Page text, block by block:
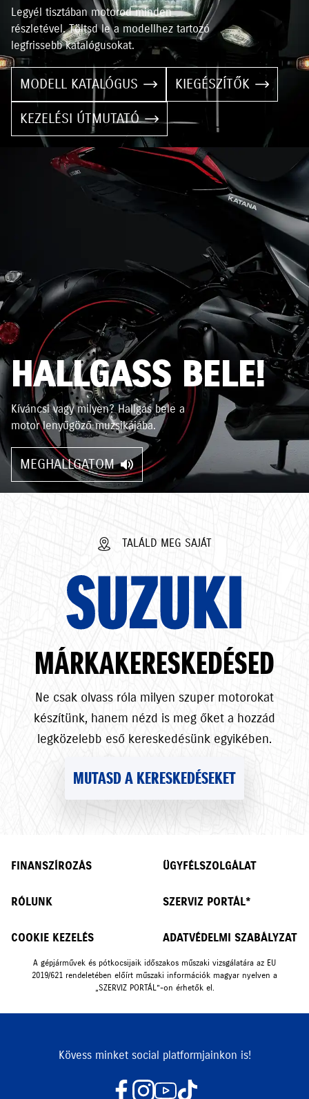
Legyél tisztában motorod minden
részletével. Töltsd le a modellhez tartozó
legfrissebb katalógusokat.
MODELL KATALÓGUS
KIEGÉSZÍTŐK
KEZELÉSI ÚTMUTATÓ
HALLGASS BELE!
Kíváncsi vagy milyen? Hallgas bele a
motor lenyűgöző muzsikájába.
MEGHALLGATOM
TALÁLD MEG SAJÁT
SUZUKI
MÁRKAKERESKEDÉSED
Ne csak olvass róla milyen szuper motorokat
készítünk, hanem nézd is meg őket a hozzád
legközelebb eső kereskedésünk egyikében.
MUTASD A KERESKEDÉSEKET
FINANSZÍROZÁS ÜGYFÉLSZOLGÁLAT
RÓLUNK SZERVIZ PORTÁL*
COOKIE KEZELÉS ADATVÉDELMI SZABÁLYZAT
A gépjárművek és pótkocsijaik időszakos műszaki vizsgálatára az EU
2019/621 rendeletében előírt műszaki információk magyar nyelven a
„SZERVIZ PORTÁL”-on érhetők el.
Kövess minket social platformjainkon is!